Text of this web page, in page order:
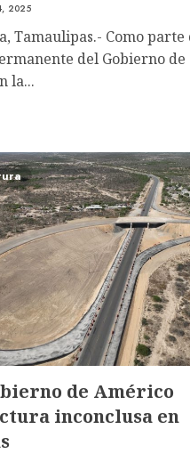
2025
Tamaulipas.- Como parte
del Gobierno de
la...
de Américo
inconclusa en